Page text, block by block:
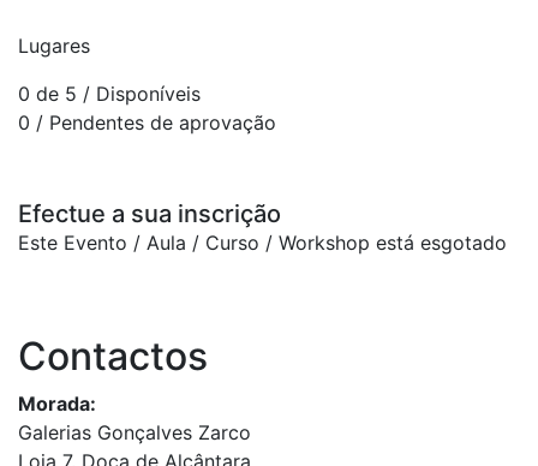
Lugares
0 de 5 / Disponíveis
0 / Pendentes de aprovação
Efectue a sua inscrição
Este Evento / Aula / Curso / Workshop está esgotado
Contactos
Morada:
Galerias Gonçalves Zarco
Loja 7, Doca de Alcântara